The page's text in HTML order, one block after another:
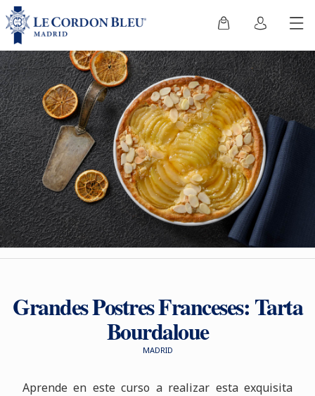
Grandes Postres Franceses: Tarta
Bourdaloue
MADRID
Aprende en este curso a realizar esta exquisita